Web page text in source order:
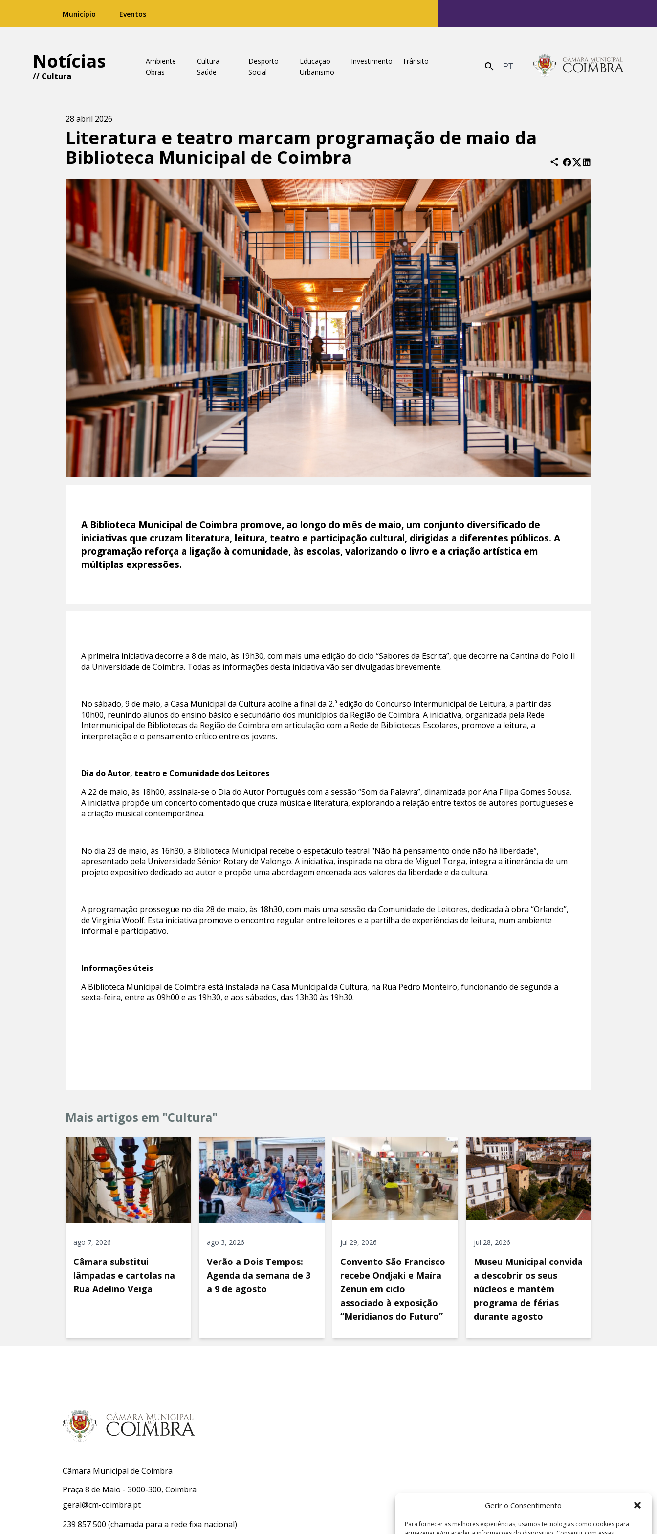
Gerir o Consentimento
Para fornecer as melhores experiências, usamos tecnologias como cookies para
Município Eventos
Notícias
// Cultura
Ambiente Cultura Desporto Educação Investimento
Trânsito
Obras
Saúde Social Urbanismo Enviar PT
28 abril 2026
Literatura e teatro marcam programação de maio da
Biblioteca Municipal de Coimbra
A Biblioteca Municipal de Coimbra promove, ao longo do mês de maio, um conjunto diversificado de
iniciativas que cruzam literatura, leitura, teatro e participação cultural, dirigidas a diferentes públicos. A
programação reforça a ligação à comunidade, às escolas, valorizando o livro e a criação artística em
múltiplas expressões.
A primeira iniciativa decorre a 8 de maio, às 19h30, com mais uma edição do ciclo “Sabores da Escrita”, que decorre na Cantina do Polo II
da Universidade de Coimbra. Todas as informações desta iniciativa vão ser divulgadas brevemente.
No sábado, 9 de maio, a Casa Municipal da Cultura acolhe a final da 2.ª edição do Concurso Intermunicipal de Leitura, a partir das
10h00, reunindo alunos do ensino básico e secundário dos municípios da Região de Coimbra. A iniciativa, organizada pela Rede
Intermunicipal de Bibliotecas da Região de Coimbra em articulação com a Rede de Bibliotecas Escolares, promove a leitura, a
interpretação e o pensamento crítico entre os jovens.
Dia do Autor, teatro e Comunidade dos Leitores
A 22 de maio, às 18h00, assinala-se o Dia do Autor Português com a sessão “Som da Palavra”, dinamizada por Ana Filipa Gomes Sousa.
A iniciativa propõe um concerto comentado que cruza música e literatura, explorando a relação entre textos de autores portugueses e
a criação musical contemporânea.
No dia 23 de maio, às 16h30, a Biblioteca Municipal recebe o espetáculo teatral “Não há pensamento onde não há liberdade”,
apresentado pela Universidade Sénior Rotary de Valongo. A iniciativa, inspirada na obra de Miguel Torga, integra a itinerância de um
projeto expositivo dedicado ao autor e propõe uma abordagem encenada aos valores da liberdade e da cultura.
A programação prossegue no dia 28 de maio, às 18h30, com mais uma sessão da Comunidade de Leitores, dedicada à obra “Orlando”,
de Virginia Woolf. Esta iniciativa promove o encontro regular entre leitores e a partilha de experiências de leitura, num ambiente
informal e participativo.
Informações úteis
A Biblioteca Municipal de Coimbra está instalada na Casa Municipal da Cultura, na Rua Pedro Monteiro, funcionando de segunda a
sexta-feira, entre as 09h00 e as 19h30, e aos sábados, das 13h30 às 19h30.
Mais artigos em "Cultura"
ago 7, 2026
Câmara substitui
lâmpadas e cartolas na
Rua Adelino Veiga
ago 3, 2026
Verão a Dois Tempos:
Agenda da semana de 3
a 9 de agosto
jul 29, 2026
Convento São Francisco
recebe Ondjaki e Maíra
Zenun em ciclo
associado à exposição
“Meridianos do Futuro”
jul 28, 2026
Museu Municipal convida
a descobrir os seus
núcleos e mantém
programa de férias
durante agosto
Câmara Municipal de Coimbra
Praça 8 de Maio - 3000-300, Coimbra
geral@cm-coimbra.pt
239 857 500 (chamada para a rede fixa nacional)